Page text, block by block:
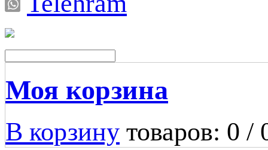
Моя корзина
В корзину товаров: 0 /